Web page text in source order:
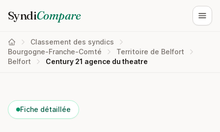
SyndiCompare
Classement des syndics
Bourgogne-Franche-Comté
Territoire de Belfort
Belfort
Century 21 agence du theatre
Fiche détaillée